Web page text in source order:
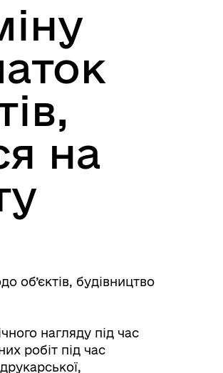
на
об’єктів, будівництво
нагляду під час
робіт під час